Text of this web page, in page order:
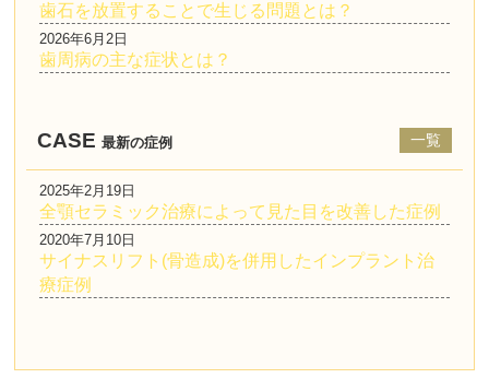
歯石を放置することで生じる問題とは？
2026年6月2日
歯周病の主な症状とは？
CASE 最新の症例 一覧
2025年2月19日
全顎セラミック治療によって見た目を改善した症例
2020年7月10日
サイナスリフト(骨造成)を併用したインプラント治
療症例